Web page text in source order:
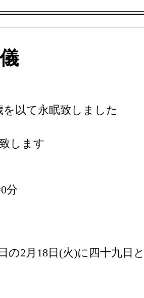
を以て永眠致しました
します
分
の2月18日(火)に四十九日